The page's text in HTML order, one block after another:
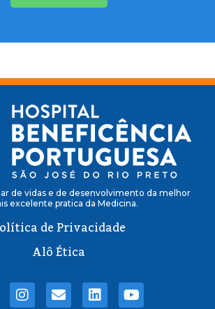
de vidas e de desenvolvimento da melhor
excelente pratica da Medicina.
de Privacidade
Alô Ética